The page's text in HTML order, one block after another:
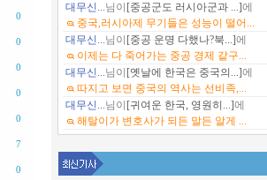
0
0
0
0
0
7
0
대무신...님이 [중공군도 러시아군과 ...]에
중국,러시아제 무기들은 성능이 떨어...
대무신...님이 [중공 운명 다했나?북...]에
이제는 다 죽어가는 중공 경제 같구...
대무신...님이 [옛날에 한국은 중국의...]에
따지고 보면 중국의 역사는 선비족,...
대무신...님이 [귀여운 한국, 영원히...]에
해탈이가 변호사가 되든 말든 알게 ...